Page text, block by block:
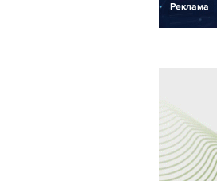
Реклама